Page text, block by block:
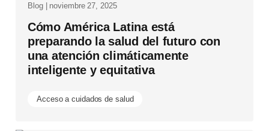
Blog | noviembre 27, 2025
Cómo América Latina está
preparando la salud del futuro con
una atención climáticamente
inteligente y equitativa
Acceso a cuidados de salud